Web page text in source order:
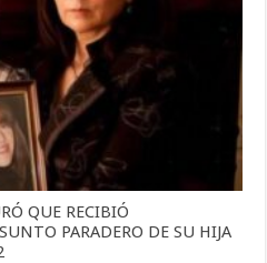
QUE RECIBIÓ
PARADERO DE SU HIJA